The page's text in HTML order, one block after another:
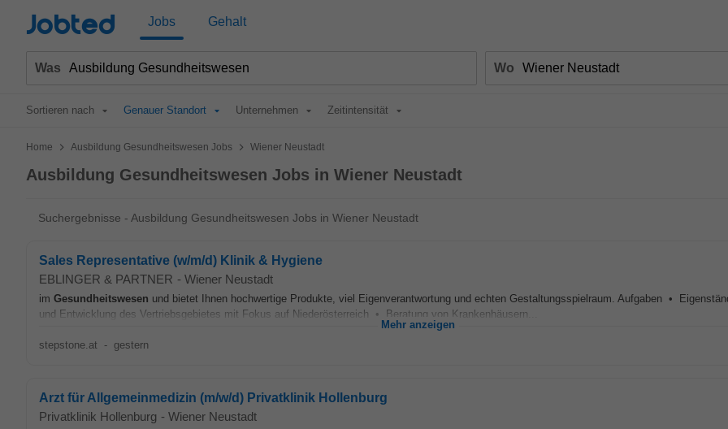
Jobted Jobs Gehalt
Was Wo
Sortieren nach Genauer Standort Unternehmen Zeitintensität
Home > Ausbildung Gesundheitswesen Jobs > Wiener Neustadt
Ausbildung Gesundheitswesen Jobs in Wiener Neustadt
Suchergebnisse - Ausbildung Gesundheitswesen Jobs in Wiener Neustadt
Sales Representative (w/m/d) Klinik & Hygiene
EBLINGER & PARTNER - Wiener Neustadt
im Gesundheitswesen und bietet Ihnen hochwertige Produkte, viel Eigenverantwortung und echten Gestaltungsspielraum. Aufgaben •
und Entwicklung des Vertriebsgebietes mit Fokus auf Niederösterreich • Beratung von Krankenhäusern...
Mehr anzeigen
stepstone.at - gestern
Arzt für Allgemeinmedizin (m/w/d) Privatklinik Hollenburg
Privatklinik Hollenburg - Wiener Neustadt